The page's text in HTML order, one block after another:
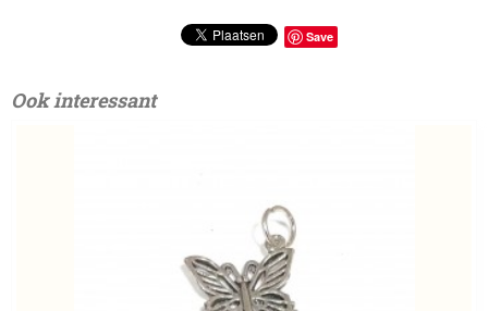
Save
Ook interessant